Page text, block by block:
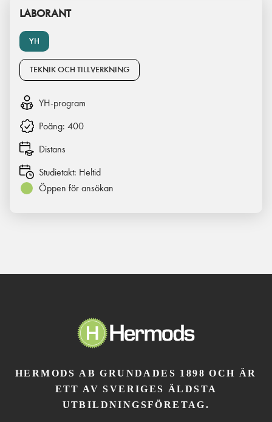
YH
LABORANT
TEKNIK OCH TILLVERKNING
YH-program
Poäng: 400
Distans
Studietakt: Heltid
Öppen för ansökan
HERMODS AB GRUNDADES 1898 OCH ÄR
ETT AV SVERIGES ÄLDSTA
UTBILDNINGSFÖRETAG.